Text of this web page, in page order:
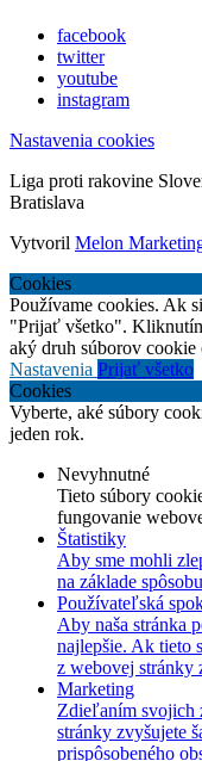
facebook
twitter
youtube
instagram
Nastavenia cookies
Liga proti rakovine
Bratislava
Vytvoril Melon
Cookies
Používame cookies. Ak
"Prijať všetko".
aký druh súborov
Nastavenia Prijať všetko
Cookies
Vyberte, aké súbory
jeden rok.
Nevyhnutné
Tieto súbory
fungovanie
Štatistiky
Aby sme mohli
na základe
Používateľská
Aby naša stránka
najlepšie. Ak tieto
z webovej stránky
Marketing
Zdieľaním svojich
stránky zvyšujete
prispôsobeného